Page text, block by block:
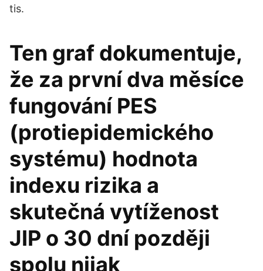
tis.
Ten graf dokumentuje,
že za první dva měsíce
fungování PES
(protiepidemického
systému) hodnota
indexu rizika a
skutečná vytíženost
JIP o 30 dní později
spolu nijak